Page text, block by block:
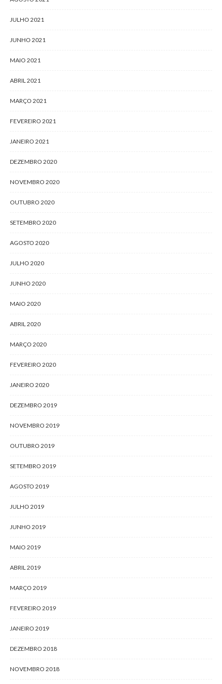
JULHO 2021
JUNHO 2021
MAIO 2021
ABRIL 2021
MARÇO 2021
FEVEREIRO 2021
JANEIRO 2021
DEZEMBRO 2020
NOVEMBRO 2020
OUTUBRO 2020
SETEMBRO 2020
AGOSTO 2020
JULHO 2020
JUNHO 2020
MAIO 2020
ABRIL 2020
MARÇO 2020
FEVEREIRO 2020
JANEIRO 2020
DEZEMBRO 2019
NOVEMBRO 2019
OUTUBRO 2019
SETEMBRO 2019
AGOSTO 2019
JULHO 2019
JUNHO 2019
MAIO 2019
ABRIL 2019
MARÇO 2019
FEVEREIRO 2019
JANEIRO 2019
DEZEMBRO 2018
NOVEMBRO 2018